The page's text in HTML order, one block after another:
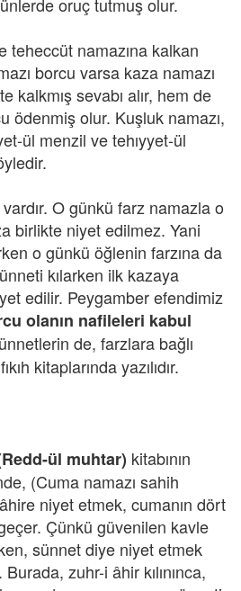
teheccüt namazına kalkan
borcu varsa kaza namazı
kalkmış sevabı alır, hem de
ödenmiş olur. Kuşluk namazı,
ül menzil ve tehıyyet-ül
O günkü farz namazla o
birlikte niyet edilmez. Yani
o günkü öğlenin farzına da
kılarken ilk kazaya
edilir. Peygamber efendimiz
olanın nafileleri kabul
de, farzlara bağlı
kitaplarında yazılıdır.
ül muhtar) kitabının
(Cuma namazı sahih
niyet etmek, cumanın dört
Çünkü güvenilen kavle
sünnet diye niyet etmek
zuhr-i âhir kılınınca,